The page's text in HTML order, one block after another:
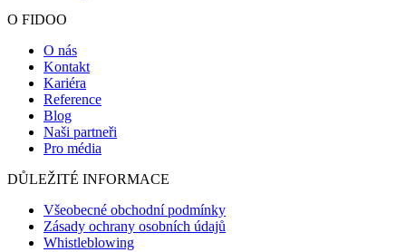
O FIDOO
O nás
Kontakt
Kariéra
Reference
Blog
Naši partneři
Pro média
DŮLEŽITÉ INFORMACE
Všeobecné obchodní podmínky
Zásady ochrany osobních údajů
Whistleblowing